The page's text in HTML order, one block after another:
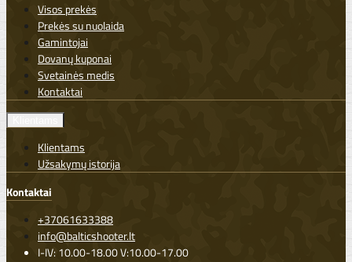
Visos prekės
Prekės su nuolaida
Gamintojai
Dovanų kuponai
Svetainės medis
Kontaktai
Klientams
Užsakymų istorija
Kontaktai
+37061633388
info@balticshooter.lt
I-IV: 10.00-18.00 V:10.00-17.00